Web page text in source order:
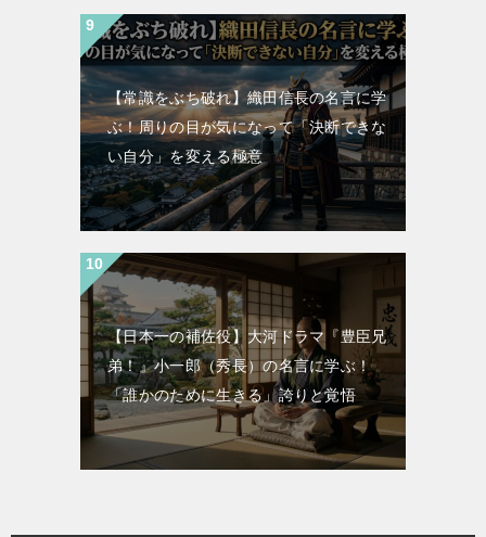
【常識をぶち破れ】織田信長の名言に学
ぶ！周りの目が気になって「決断できな
い自分」を変える極意
【日本一の補佐役】大河ドラマ『豊臣兄
弟！』小一郎（秀長）の名言に学ぶ！
「誰かのために生きる」誇りと覚悟